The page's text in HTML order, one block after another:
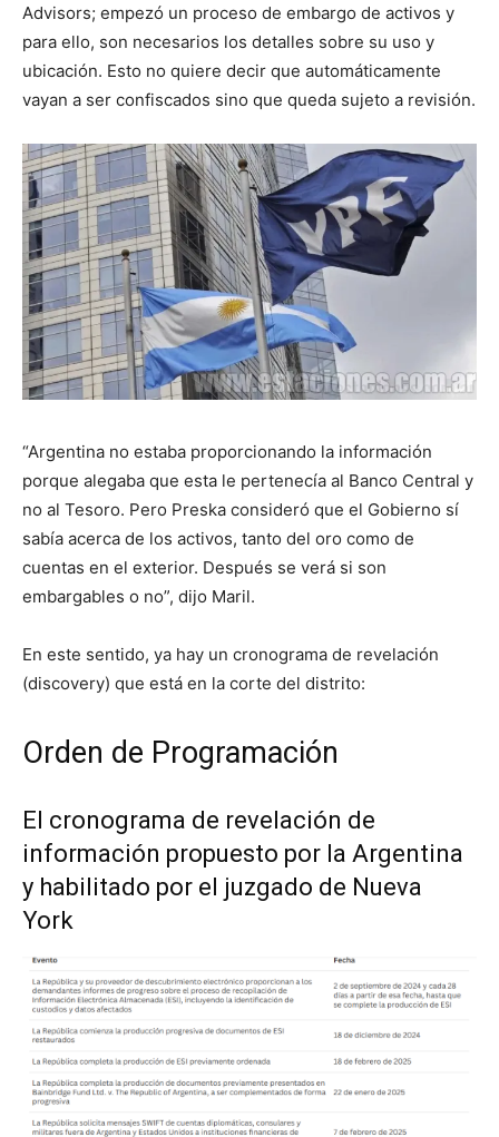
Advisors; empezó un proceso de embargo de activos y
para ello, son necesarios los detalles sobre su uso y
ubicación. Esto no quiere decir que automáticamente
vayan a ser confiscados sino que queda sujeto a revisión.
“Argentina no estaba proporcionando la información
porque alegaba que esta le pertenecía al Banco Central y
no al Tesoro. Pero Preska consideró que el Gobierno sí
sabía acerca de los activos, tanto del oro como de
cuentas en el exterior. Después se verá si son
embargables o no”, dijo Maril.
En este sentido, ya hay un cronograma de revelación
(discovery) que está en la corte del distrito:
Orden de Programación
El cronograma de revelación de
información propuesto por la Argentina
y habilitado por el juzgado de Nueva
York